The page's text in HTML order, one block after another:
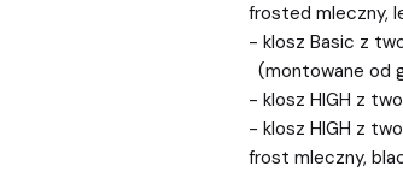
frosted mleczny,
- klosz Basic z
(montowane od
- klosz HIGH z
- klosz HIGH z
frost mleczny,